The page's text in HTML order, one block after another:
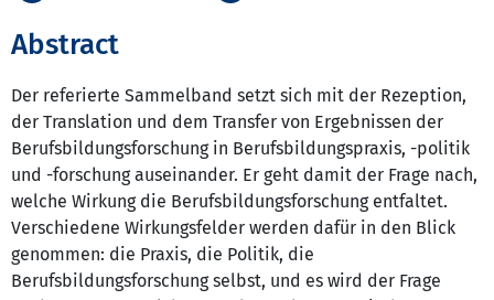
Abstract
Der referierte Sammelband setzt sich mit der Rezeption,
der Translation und dem Transfer von Ergebnissen der
Berufsbildungsforschung in Berufsbildungspraxis, -politik
und -forschung auseinander. Er geht damit der Frage nach,
welche Wirkung die Berufsbildungsforschung entfaltet.
Verschiedene Wirkungsfelder werden dafür in den Blick
genommen: die Praxis, die Politik, die
Berufsbildungsforschung selbst, und es wird der Frage